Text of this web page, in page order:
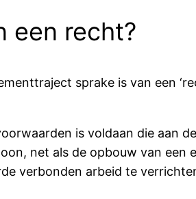
een recht?
sprake is van een
is voldaan die aan
net als de opbouw van een
verbonden arbeid te